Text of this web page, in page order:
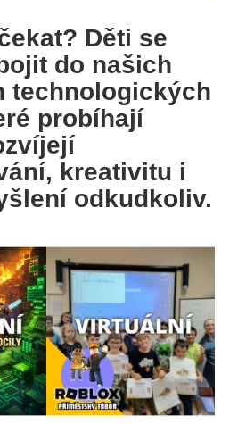
Děti se
do našich
technologických
probíhají
kreativitu i
odkudkoliv.